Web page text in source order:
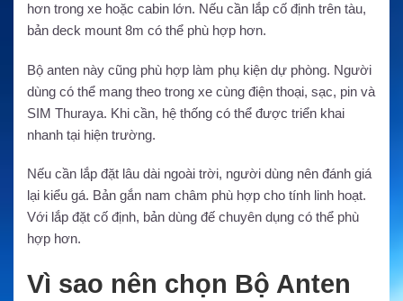
hơn trong xe hoặc cabin lớn. Nếu cần lắp cố định trên tàu,
bản deck mount 8m có thể phù hợp hơn.
Bộ anten này cũng phù hợp làm phụ kiện dự phòng. Người
dùng có thể mang theo trong xe cùng điện thoại, sạc, pin và
SIM Thuraya. Khi cần, hệ thống có thể được triển khai
nhanh tại hiện trường.
Nếu cần lắp đặt lâu dài ngoài trời, người dùng nên đánh giá
lại kiểu gá. Bản gắn nam châm phù hợp cho tính linh hoạt.
Với lắp đặt cố định, bản dùng đế chuyên dụng có thể phù
hợp hơn.
Vì sao nên chọn Bộ Anten